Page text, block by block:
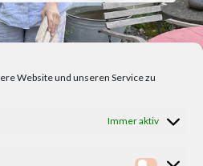
Website und unseren Service zu
Immer aktiv